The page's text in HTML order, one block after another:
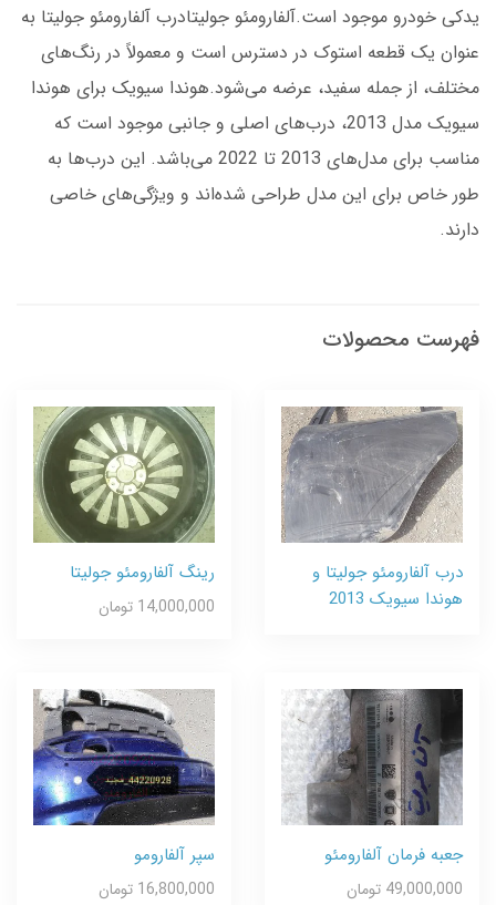
یدکی خودرو موجود است.آلفارومئو جولیتادرب آلفارومئو جولیتا به
عنوان یک قطعه استوک در دسترس است و معمولاً در رنگ‌های
مختلف، از جمله سفید، عرضه می‌شود.هوندا سیویک برای هوندا
سیویک مدل 2013، درب‌های اصلی و جانبی موجود است که
مناسب برای مدل‌های 2013 تا 2022 می‌باشد. این درب‌ها به
طور خاص برای این مدل طراحی شده‌اند و ویژگی‌های خاصی
دارند.
فهرست محصولات
درب آلفارومئو جولیتا و
هوندا سیویک 2013
رینگ آلفارومئو جولیتا
14,000,000 تومان
جعبه فرمان آلفارومئو
49,000,000 تومان
سپر آلفارومو
16,800,000 تومان